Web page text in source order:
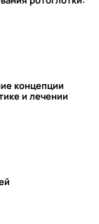
концепции
и лечении